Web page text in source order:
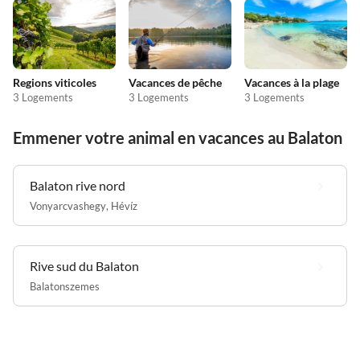
Regions viticoles
3 Logements
Vacances de pêche
3 Logements
Vacances à la plage
3 Logements
Emmener votre animal en vacances au Balaton
Balaton rive nord
Vonyarcvashegy, Hévíz
Rive sud du Balaton
Balatonszemes